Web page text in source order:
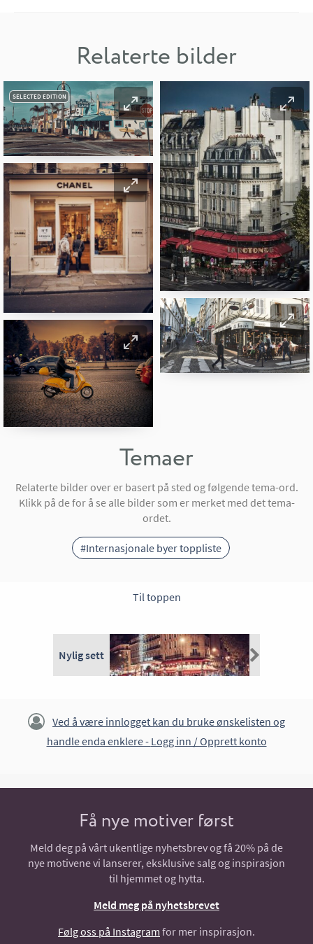
Relaterte bilder
SELECTED EDITION
Temaer
Relaterte bilder over er basert på sted og følgende tema-ord.
Klikk på de for å se alle bilder som er merket med det tema-
ordet.
#Internasjonale byer toppliste
Til toppen
Nylig sett
Ved å være innlogget kan du bruke ønskelisten og
handle enda enklere - Logg inn / Opprett konto
Få nye motiver først
Meld deg på vårt ukentlige nyhetsbrev og få 20% på de
nye motivene vi lanserer, eksklusive salg og inspirasjon
til hjemmet og hytta.
Meld meg på nyhetsbrevet
Følg oss på Instagram for mer inspirasjon.